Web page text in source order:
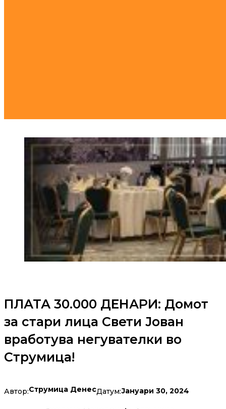
ПЛАТА 30.000 ДЕНАРИ: Домот
за стари лица Свети Јован
вработува негувателки во
Струмица!
Автор:Струмица ДенесДатум:Јануари 30, 2024